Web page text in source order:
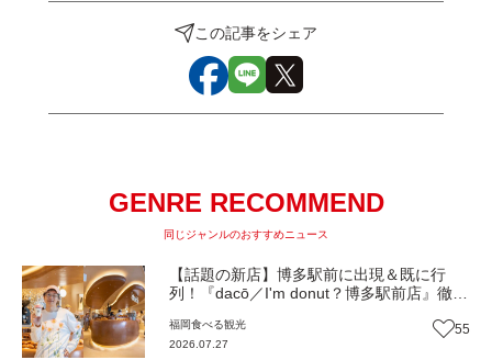
この記事をシェア
GENRE RECOMMEND
同じジャンルのおすすめニュース
【話題の新店】博多駅前に出現＆既に行
列！『dacō／I'm donut？博多駅前店』徹底
しみ方＆イチオシメニューも紹介！（福岡
市博多区）【まち歩き】
福岡食べる観光
2026.07.27
55